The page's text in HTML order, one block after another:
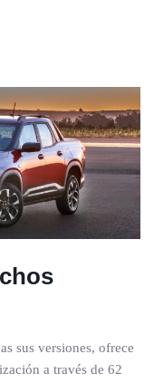
sus versiones, ofrece
a través de 62